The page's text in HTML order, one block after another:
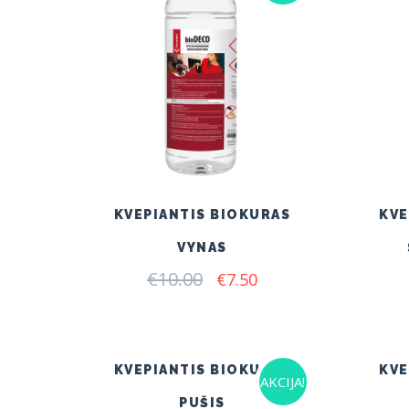
KVEPIANTIS BIOKURAS
VYNAS
€10.00 Original
€7.50Current
AKCIJA!
KVEPIANTIS BIOKURAS
PUŠIS